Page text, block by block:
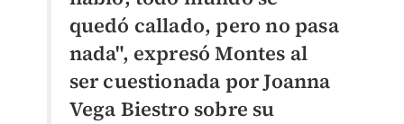
quedó callado, pero no pasa
nada", expresó Montes al
ser cuestionada por Joanna
Vega Biestro sobre su